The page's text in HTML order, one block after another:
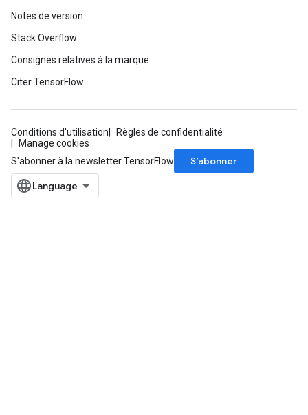
Notes de version
Stack Overflow
Consignes relatives à la marque
Citer TensorFlow
Conditions d'utilisation
Règles de confidentialité
Manage cookies
S'abonner à la newsletter TensorFlow
S’abonner